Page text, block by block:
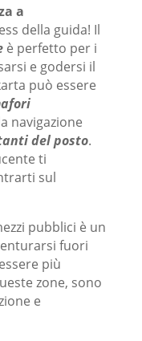
a
della guida! Il
è perfetto per i
e godersi il
può essere
navigazione
del posto.
ti
sul
pubblici è un
fuori
più
zone, sono
e